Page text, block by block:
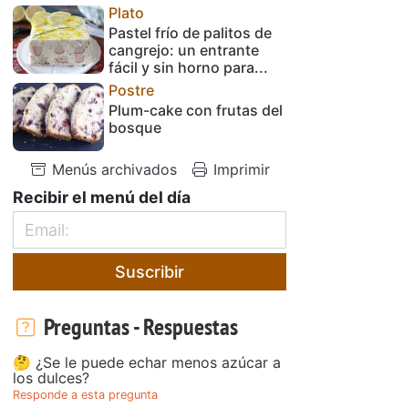
Plato
Pastel frío de palitos de
cangrejo: un entrante
fácil y sin horno para...
Postre
Plum-cake con frutas del
bosque
Menús archivados Imprimir
Recibir el menú del día
Suscribir
Preguntas - Respuestas
🤔 ¿Se le puede echar menos azúcar a
los dulces?
Responde a esta pregunta